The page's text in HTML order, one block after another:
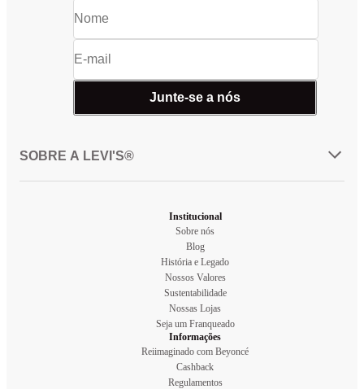
Junte-se a nós
SOBRE A LEVI'S®
Institucional
Sobre nós
Blog
História e Legado
Nossos Valores
Sustentabilidade
Nossas Lojas
Seja um Franqueado
Informações
Reiimaginado com Beyoncé
Cashback
Regulamentos